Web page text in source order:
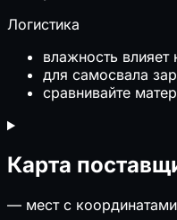
Логистика
влажность
для самосвала
сравнивайте
Карта
— мест с